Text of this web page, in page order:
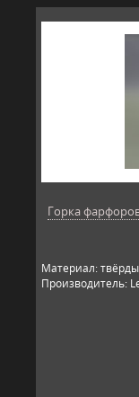
Горка
Материал:
Производитель: